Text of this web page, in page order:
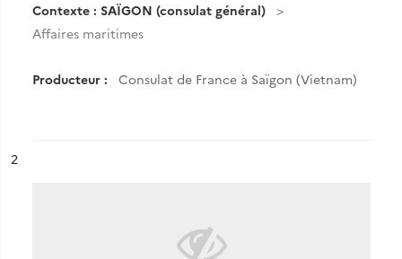
Contexte : SAÏGON (consulat général)
Affaires maritimes
Producteur : Consulat de France à Saïgon (Vietnam)
n°
2